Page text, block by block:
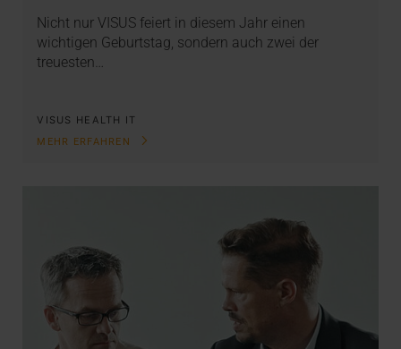
Nicht nur VISUS feiert in diesem Jahr einen
wichtigen Geburtstag, sondern auch zwei der
treuesten…
VISUS HEALTH IT
MEHR ERFAHREN